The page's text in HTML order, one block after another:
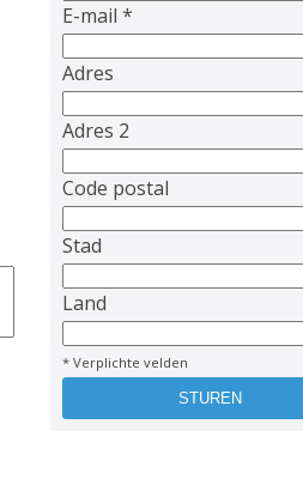
E-mail *
Adres
Adres 2
Code postal
Stad
Land
* Verplichte velden